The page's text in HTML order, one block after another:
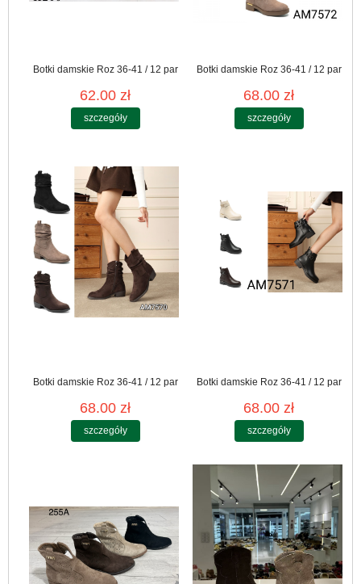
Botki damskie Roz 36-41 / 12 par
62.00 zł
szczegóły
Botki damskie Roz 36-41 / 12 par
68.00 zł
szczegóły
Botki damskie Roz 36-41 / 12 par
68.00 zł
szczegóły
Botki damskie Roz 36-41 / 12 par
68.00 zł
szczegóły